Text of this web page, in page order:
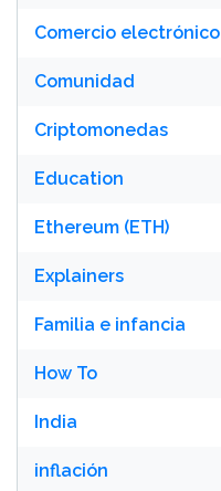
Comercio electrónico
Comunidad
Criptomonedas
Education
Ethereum (ETH)
Explainers
Familia e infancia
How To
India
inflación